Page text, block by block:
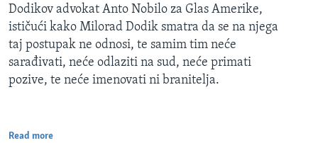
Dodikov advokat Anto Nobilo za Glas Amerike,
ističući kako Milorad Dodik smatra da se na njega
taj postupak ne odnosi, te samim tim neće
sarađivati, neće odlaziti na sud, neće primati
pozive, te neće imenovati ni branitelja.
Read more